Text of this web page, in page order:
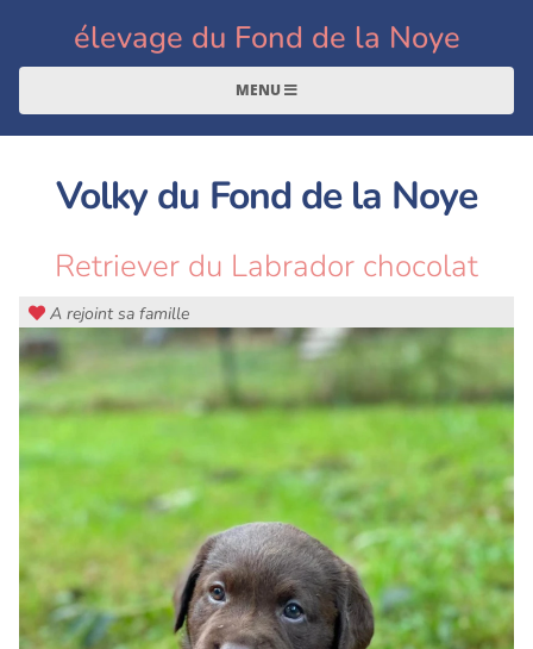
élevage du Fond de la Noye
MENU
Volky du Fond de la Noye
Retriever du Labrador chocolat
A rejoint sa famille